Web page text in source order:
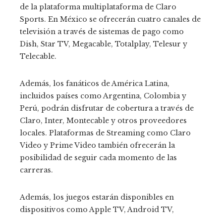
de la plataforma multiplataforma de Claro
Sports. En México se ofrecerán cuatro canales de
televisión a través de sistemas de pago como
Dish, Star TV, Megacable, Totalplay, Telesur y
Telecable.
Además, los fanáticos de América Latina,
incluidos países como Argentina, Colombia y
Perú, podrán disfrutar de cobertura a través de
Claro, Inter, Montecable y otros proveedores
locales. Plataformas de Streaming como Claro
Video y Prime Video también ofrecerán la
posibilidad de seguir cada momento de las
carreras.
Además, los juegos estarán disponibles en
dispositivos como Apple TV, Android TV,